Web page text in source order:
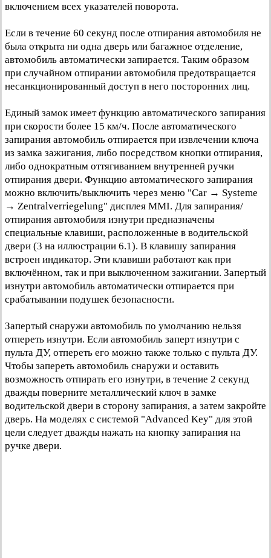
включением всех указателей поворота.
Если в течение 60 секунд после отпирания автомобиля не
была открыта ни одна дверь или багажное отделение,
автомобиль автоматически запирается. Таким образом
при случайном отпирании автомобиля предотвращается
несанкционированный доступ в него посторонних лиц.
Единый замок имеет функцию автоматического запирания
при скорости более 15 км/ч. После автоматического
запирания автомобиль отпирается при извлечении ключа
из замка зажигания, либо посредством кнопки отпирания,
либо однократным оттягиванием внутренней ручки
отпирания двери. Функцию автоматического запирания
можно включить/выключить через меню "Car → Systeme
→ Zentralverriegelung" дисплея MMI. Для запирания/
отпирания автомобиля изнутри предназначены
специальные клавиши, расположенные в водительской
двери (3 на иллюстрации 6.1). В клавишу запирания
встроен индикатор. Эти клавиши работают как при
включённом, так и при выключенном зажигании. Запертый
изнутри автомобиль автоматически отпирается при
срабатывании подушек безопасности.
Запертый снаружи автомобиль по умолчанию нельзя
отпереть изнутри. Если автомобиль заперт изнутри с
пульта ДУ, отпереть его можно также только с пульта ДУ.
Чтобы запереть автомобиль снаружи и оставить
возможность отпирать его изнутри, в течение 2 секунд
дважды поверните металлический ключ в замке
водительской двери в сторону запирания, а затем закройте
дверь. На моделях с системой "Advanced Key" для этой
цели следует дважды нажать на кнопку запирания на
ручке двери.